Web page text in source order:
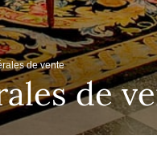
de vente
de